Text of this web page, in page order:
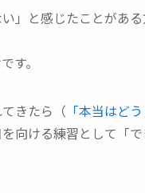
」と感じたことがあ
す。
きたら（ 「本当はど
向ける練習として「